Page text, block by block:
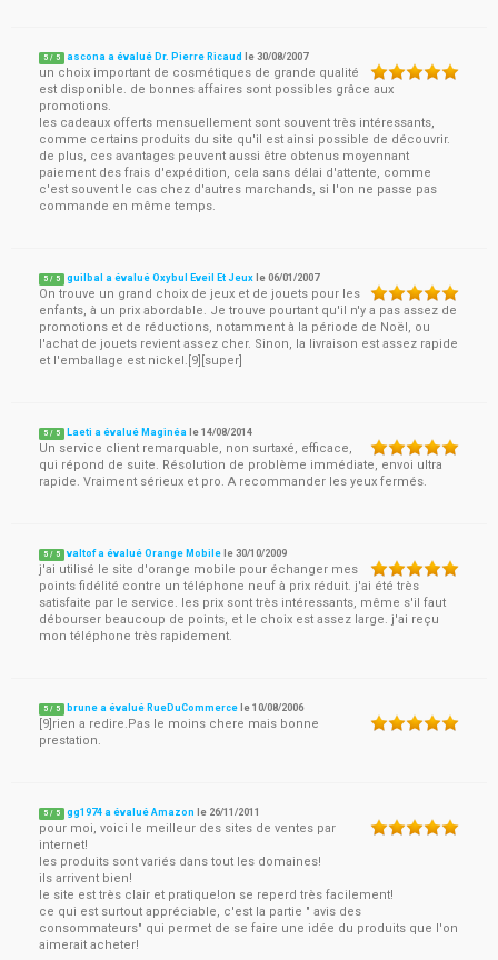
5 / 5 ascona a évalué Dr. Pierre Ricaud le30/08/2007
un choix important de cosmétiques de grande qualité
est disponible. de bonnes affaires sont possibles grâce aux
promotions.
les cadeaux offerts mensuellement sont souvent très intéressants,
comme certains produits du site qu'il est ainsi possible de découvrir.
de plus, ces avantages peuvent aussi être obtenus moyennant
paiement des frais d'expédition, cela sans délai d'attente, comme
c'est souvent le cas chez d'autres marchands, si l'on ne passe pas
commande en même temps.
5 / 5 guilbal a évalué Oxybul Eveil Et Jeux le06/01/2007
On trouve un grand choix de jeux et de jouets pour les
enfants, à un prix abordable. Je trouve pourtant qu'il n'y a pas assez de
promotions et de réductions, notamment à la période de Noël, ou
l'achat de jouets revient assez cher. Sinon, la livraison est assez rapide
et l'emballage est nickel.[9][super]
5 / 5 Laeti a évalué Maginéa le14/08/2014
Un service client remarquable, non surtaxé, efficace,
qui répond de suite. Résolution de problème immédiate, envoi ultra
rapide. Vraiment sérieux et pro. A recommander les yeux fermés.
5 / 5 valtof a évalué Orange Mobile le30/10/2009
j'ai utilisé le site d'orange mobile pour échanger mes
points fidélité contre un téléphone neuf à prix réduit. j'ai été très
satisfaite par le service. les prix sont très intéressants, même s'il faut
débourser beaucoup de points, et le choix est assez large. j'ai reçu
mon téléphone très rapidement.
5 / 5 brune a évalué RueDuCommerce le10/08/2006
[9]rien a redire.Pas le moins chere mais bonne
prestation.
5 / 5 gg1974 a évalué Amazon le 26/11/2011
pour moi, voici le meilleur des sites de ventes par
internet!
les produits sont variés dans tout les domaines!
ils arrivent bien!
le site est très clair et pratique!on se reperd très facilement!
ce qui est surtout appréciable, c'est la partie " avis des
consommateurs" qui permet de se faire une idée du produits que l'on
aimerait acheter!